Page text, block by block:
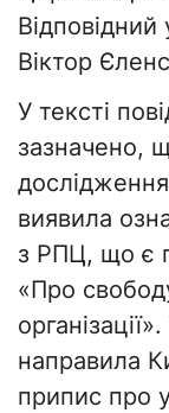
Віктор
У тексті
зазначено,
виявила
з РПЦ, що є
«Про свободу
направила
припис про